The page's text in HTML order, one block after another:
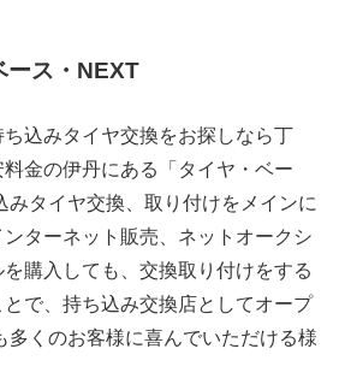
ス・NEXT
込みタイヤ交換をお探しなら丁
金の伊丹にある「タイヤ・ベー
みタイヤ交換、取り付けをメインに
ターネット販売、ネットオークシ
購入しても、交換取り付けをする
で、持ち込み交換店としてオープ
多くのお客様に喜んでいただける様